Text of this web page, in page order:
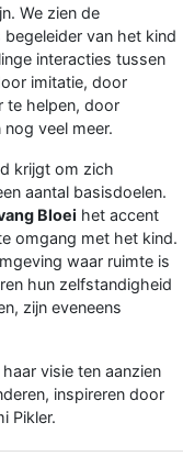
We zien de
van het kind
interacties tussen
imitatie, door
te helpen, door
veel meer.
krijgt om zich
aantal basisdoelen.
Bloei het accent
omgang met het kind.
waar ruimte is
hun zelfstandigheid
zijn eveneens
visie ten aanzien
inspireren door
Pikler.